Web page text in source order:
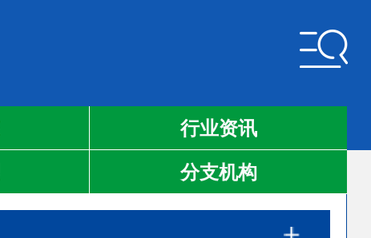
行业资讯
分支机构